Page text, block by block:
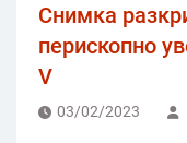
Снимка
перископно
V
03/02/2023